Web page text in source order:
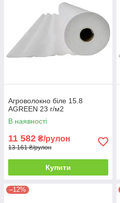
Агроволокно біле 15.8
AGREEN 23 г/м2
В наявності
11 582 ₴/рулон
13 161 ₴/рулон
Купити
–12%